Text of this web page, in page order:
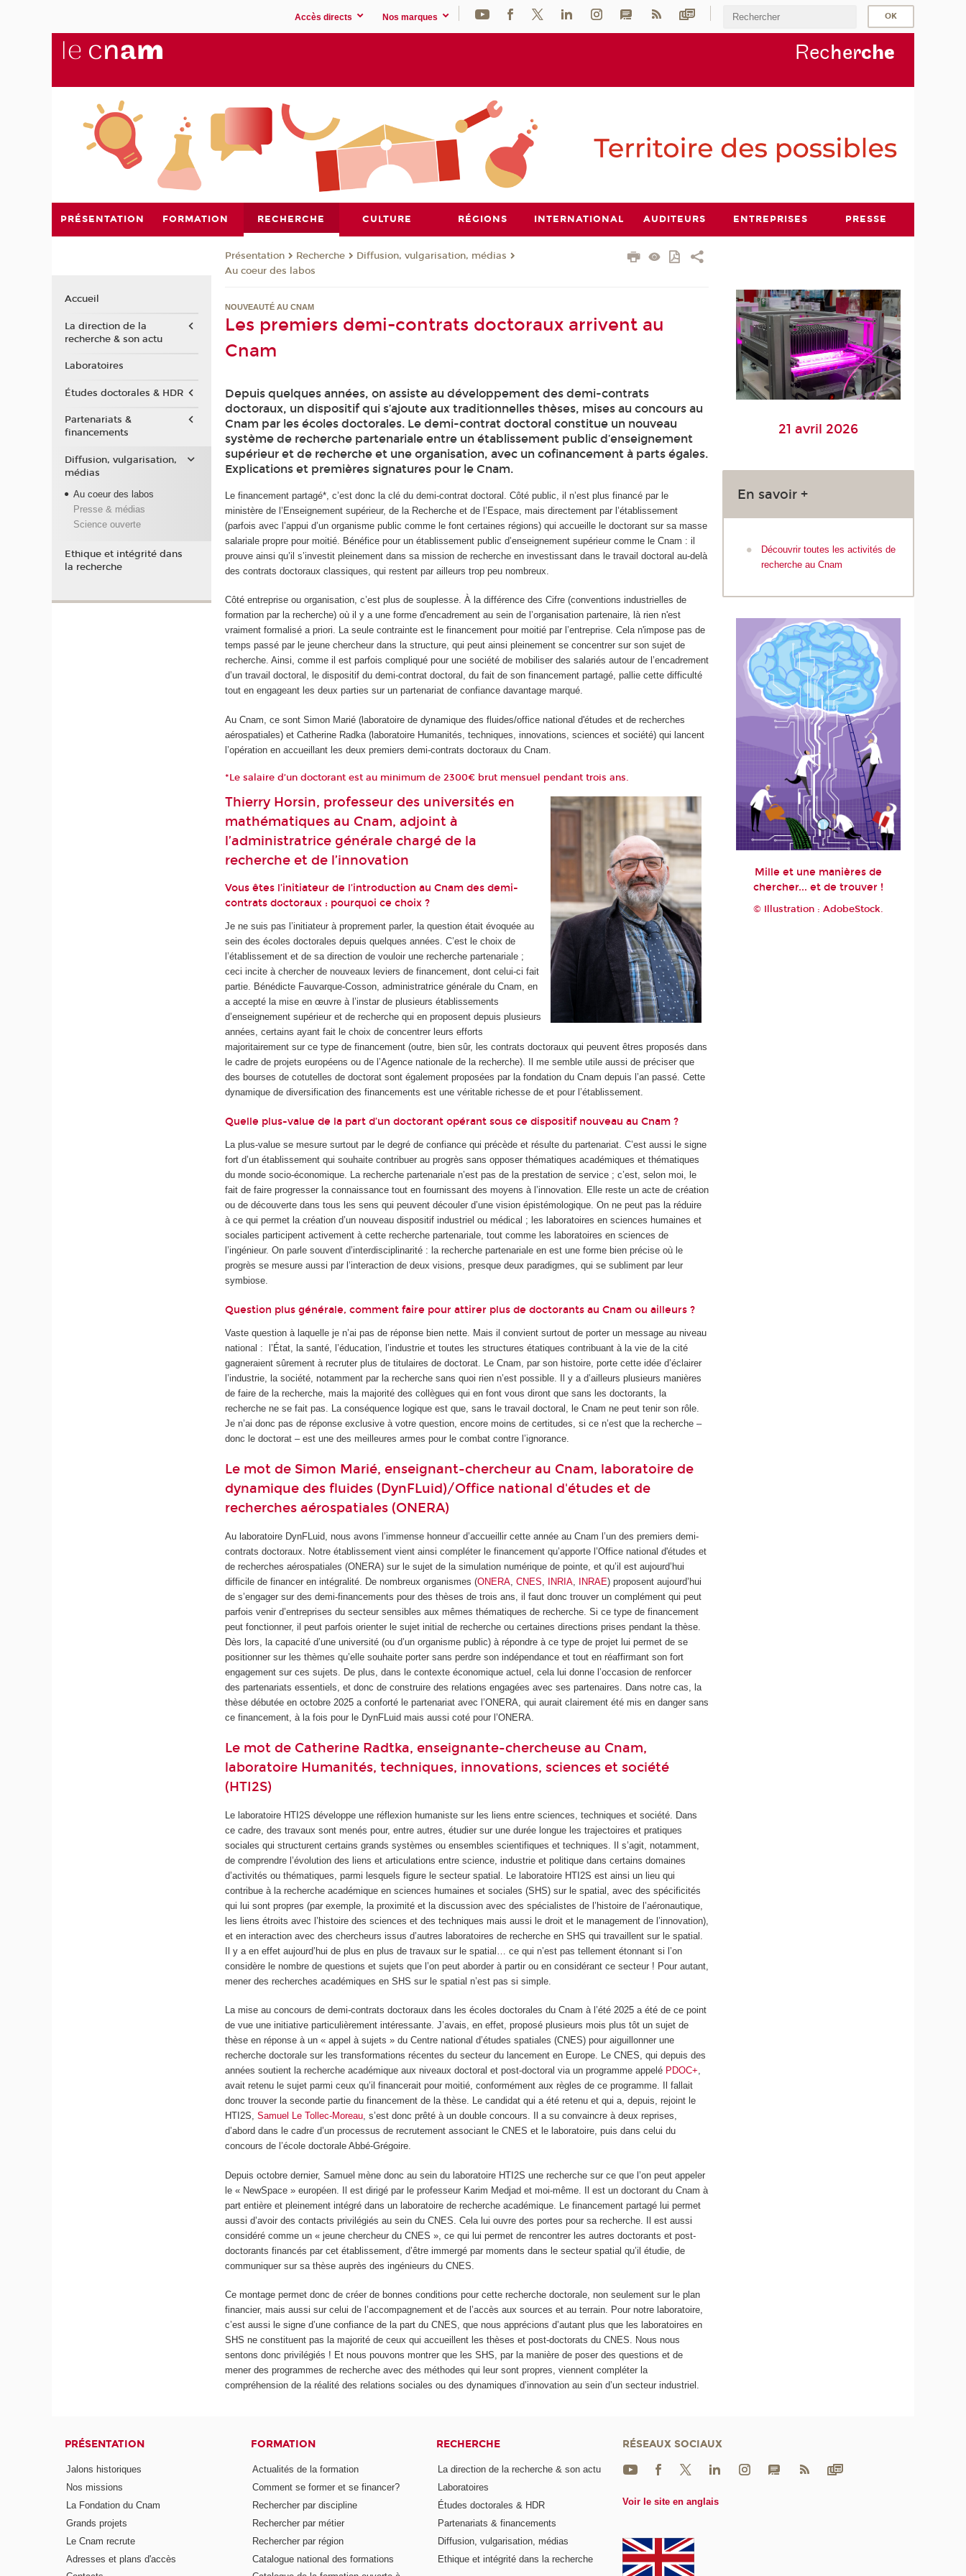
Accès directs Nos marques
Recherche
PRÉSENTATION FORMATION RECHERCHE CULTURE RÉGIONS INTERNATIONAL AUDITEURS ENTREPRISES PRESSE
Présentation Recherche
Diffusion, vulgarisation, médias
Au coeur des labos
NOUVEAUTÉ AU CNAM
Les premiers demi-contrats doctoraux arrivent au
Cnam
Depuis quelques années, on assiste au développement des demi-contrats
doctoraux, un dispositif qui s’ajoute aux traditionnelles thèses, mises au concours au
Cnam par les écoles doctorales. Le demi-contrat doctoral constitue un nouveau
système de recherche partenariale entre un établissement public d’enseignement
supérieur et de recherche et une organisation, avec un cofinancement à parts égales.
Explications et premières signatures pour le Cnam.
Le financement partagé*, c’est donc la clé du demi-contrat doctoral. Côté public, il n’est plus financé par le
ministère de l’Enseignement supérieur, de la Recherche et de l’Espace, mais directement par l’établissement
(parfois avec l’appui d’un organisme public comme le font certaines régions) qui accueille le doctorant sur sa masse
salariale propre pour moitié. Bénéfice pour un établissement public d’enseignement supérieur comme le Cnam : il
prouve ainsi qu’il s’investit pleinement dans sa mission de recherche en investissant dans le travail doctoral au-delà
des contrats doctoraux classiques, qui restent par ailleurs trop peu nombreux.
Côté entreprise ou organisation, c’est plus de souplesse. À la différence des Cifre (conventions industrielles de
formation par la recherche) où il y a une forme d'encadrement au sein de l’organisation partenaire, là rien n'est
vraiment formalisé a priori. La seule contrainte est le financement pour moitié par l’entreprise. Cela n'impose pas de
temps passé par le jeune chercheur dans la structure, qui peut ainsi pleinement se concentrer sur son sujet de
recherche. Ainsi, comme il est parfois compliqué pour une société de mobiliser des salariés autour de l’encadrement
d’un travail doctoral, le dispositif du demi-contrat doctoral, du fait de son financement partagé, pallie cette difficulté
tout en engageant les deux parties sur un partenariat de confiance davantage marqué.
Au Cnam, ce sont Simon Marié (laboratoire de dynamique des fluides/office national d'études et de recherches
aérospatiales) et Catherine Radka (laboratoire Humanités, techniques, innovations, sciences et société) qui lancent
l’opération en accueillant les deux premiers demi-contrats doctoraux du Cnam.
*Le salaire d’un doctorant est au minimum de 2300€ brut mensuel pendant trois ans.
Thierry Horsin, professeur des universités en
mathématiques au Cnam, adjoint à
l’administratrice générale chargé de la
recherche et de l’innovation
Vous êtes l’initiateur de l’introduction au Cnam des demi-
contrats doctoraux : pourquoi ce choix ?
Je ne suis pas l’initiateur à proprement parler, la question était évoquée au
sein des écoles doctorales depuis quelques années. C’est le choix de
l’établissement et de sa direction de vouloir une recherche partenariale ;
ceci incite à chercher de nouveaux leviers de financement, dont celui-ci fait
partie. Bénédicte Fauvarque-Cosson, administratrice générale du Cnam, en
a accepté la mise en œuvre à l’instar de plusieurs établissements
d’enseignement supérieur et de recherche qui en proposent depuis plusieurs
années, certains ayant fait le choix de concentrer leurs efforts
majoritairement sur ce type de financement (outre, bien sûr, les contrats doctoraux qui peuvent êtres proposés dans
le cadre de projets européens ou de l’Agence nationale de la recherche). Il me semble utile aussi de préciser que
des bourses de cotutelles de doctorat sont également proposées par la fondation du Cnam depuis l’an passé. Cette
dynamique de diversification des financements est une véritable richesse de et pour l’établissement.
Quelle plus-value de la part d’un doctorant opérant sous ce dispositif nouveau au Cnam ?
La plus-value se mesure surtout par le degré de confiance qui précède et résulte du partenariat. C’est aussi le signe
fort d’un établissement qui souhaite contribuer au progrès sans opposer thématiques académiques et thématiques
du monde socio-économique. La recherche partenariale n’est pas de la prestation de service ; c’est, selon moi, le
fait de faire progresser la connaissance tout en fournissant des moyens à l’innovation. Elle reste un acte de création
ou de découverte dans tous les sens qui peuvent découler d’une vision épistémologique. On ne peut pas la réduire
à ce qui permet la création d’un nouveau dispositif industriel ou médical ; les laboratoires en sciences humaines et
sociales participent activement à cette recherche partenariale, tout comme les laboratoires en sciences de
l’ingénieur. On parle souvent d’interdisciplinarité : la recherche partenariale en est une forme bien précise où le
progrès se mesure aussi par l’interaction de deux visions, presque deux paradigmes, qui se subliment par leur
symbiose.
Question plus générale, comment faire pour attirer plus de doctorants au Cnam ou ailleurs ?
Vaste question à laquelle je n’ai pas de réponse bien nette. Mais il convient surtout de porter un message au niveau
national : l’État, la santé, l’éducation, l’industrie et toutes les structures étatiques contribuant à la vie de la cité
gagneraient sûrement à recruter plus de titulaires de doctorat. Le Cnam, par son histoire, porte cette idée d’éclairer
l’industrie, la société, notamment par la recherche sans quoi rien n’est possible. Il y a d’ailleurs plusieurs manières
de faire de la recherche, mais la majorité des collègues qui en font vous diront que sans les doctorants, la
recherche ne se fait pas. La conséquence logique est que, sans le travail doctoral, le Cnam ne peut tenir son rôle.
Je n’ai donc pas de réponse exclusive à votre question, encore moins de certitudes, si ce n’est que la recherche –
donc le doctorat – est une des meilleures armes pour le combat contre l’ignorance.
Le mot de Simon Marié, enseignant-chercheur au Cnam, laboratoire de
dynamique des fluides (DynFLuid)/Office national d'études et de
recherches aérospatiales (ONERA)
Au laboratoire DynFLuid, nous avons l’immense honneur d’accueillir cette année au Cnam l’un des premiers demi-
contrats doctoraux. Notre établissement vient ainsi compléter le financement qu’apporte l’Office national d'études et
de recherches aérospatiales (ONERA) sur le sujet de la simulation numérique de pointe, et qu’il est aujourd’hui
difficile de financer en intégralité. De nombreux organismes (ONERA ,CNES INRIA INRAE) proposent aujourd’hui
de s’engager sur des demi-financements pour des thèses de trois ans, il faut donc trouver un complément qui peut
parfois venir d’entreprises du secteur sensibles aux mêmes thématiques de recherche. Si ce type de financement
peut fonctionner, il peut parfois orienter le sujet initial de recherche ou certaines directions prises pendant la thèse.
Dès lors, la capacité d’une université (ou d’un organisme public) à répondre à ce type de projet lui permet de se
positionner sur les thèmes qu’elle souhaite porter sans perdre son indépendance et tout en réaffirmant son fort
engagement sur ces sujets. De plus, dans le contexte économique actuel, cela lui donne l’occasion de renforcer
des partenariats essentiels, et donc de construire des relations engagées avec ses partenaires. Dans notre cas, la
thèse débutée en octobre 2025 a conforté le partenariat avec l’ONERA, qui aurait clairement été mis en danger sans
ce financement, à la fois pour le DynFLuid mais aussi coté pour l’ONERA.
Le mot de Catherine Radtka, enseignante-chercheuse au Cnam,
laboratoire Humanités, techniques, innovations, sciences et société
(HTI2S)
Le laboratoire HTI2S développe une réflexion humaniste sur les liens entre sciences, techniques et société. Dans
ce cadre, des travaux sont menés pour, entre autres, étudier sur une durée longue les trajectoires et pratiques
sociales qui structurent certains grands systèmes ou ensembles scientifiques et techniques. Il s’agit, notamment,
de comprendre l’évolution des liens et articulations entre science, industrie et politique dans certains domaines
d’activités ou thématiques, parmi lesquels figure le secteur spatial. Le laboratoire HTI2S est ainsi un lieu qui
contribue à la recherche académique en sciences humaines et sociales (SHS) sur le spatial, avec des spécificités
qui lui sont propres (par exemple, la proximité et la discussion avec des spécialistes de l’histoire de l’aéronautique,
les liens étroits avec l’histoire des sciences et des techniques mais aussi le droit et le management de l’innovation),
et en interaction avec des chercheurs issus d’autres laboratoires de recherche en SHS qui travaillent sur le spatial.
Il y a en effet aujourd’hui de plus en plus de travaux sur le spatial… ce qui n’est pas tellement étonnant si l’on
considère le nombre de questions et sujets que l’on peut aborder à partir ou en considérant ce secteur ! Pour autant,
mener des recherches académiques en SHS sur le spatial n’est pas si simple.
La mise au concours de demi-contrats doctoraux dans les écoles doctorales du Cnam à l’été 2025 a été de ce point
de vue une initiative particulièrement intéressante. J’avais, en effet, proposé plusieurs mois plus tôt un sujet de
thèse en réponse à un « appel à sujets » du Centre national d’études spatiales (CNES) pour aiguillonner une
recherche doctorale sur les transformations récentes du secteur du lancement en Europe. Le CNES, qui depuis des
années soutient la recherche académique aux niveaux doctoral et post-doctoral via un programme appelé PDOC+,
avait retenu le sujet parmi ceux qu’il financerait pour moitié, conformément aux règles de ce programme. Il fallait
donc trouver la seconde partie du financement de la thèse. Le candidat qui a été retenu et qui a, depuis, rejoint le
HTI2S,Samuel Le Tollec-Moreau, s’est donc prêté à un double concours. Il a su convaincre à deux reprises,
d’abord dans le cadre d’un processus de recrutement associant le CNES et le laboratoire, puis dans celui du
concours de l’école doctorale Abbé-Grégoire.
Depuis octobre dernier, Samuel mène donc au sein du laboratoire HTI2S une recherche sur ce que l’on peut appeler
le « NewSpace » européen. Il est dirigé par le professeur Karim Medjad et moi-même. Il est un doctorant du Cnam à
part entière et pleinement intégré dans un laboratoire de recherche académique. Le financement partagé lui permet
aussi d’avoir des contacts privilégiés au sein du CNES. Cela lui ouvre des portes pour sa recherche. Il est aussi
considéré comme un « jeune chercheur du CNES », ce qui lui permet de rencontrer les autres doctorants et post-
doctorants financés par cet établissement, d’être immergé par moments dans le secteur spatial qu’il étudie, de
communiquer sur sa thèse auprès des ingénieurs du CNES.
Ce montage permet donc de créer de bonnes conditions pour cette recherche doctorale, non seulement sur le plan
financier, mais aussi sur celui de l’accompagnement et de l’accès aux sources et au terrain. Pour notre laboratoire,
c’est aussi le signe d’une confiance de la part du CNES, que nous apprécions d’autant plus que les laboratoires en
SHS ne constituent pas la majorité de ceux qui accueillent les thèses et post-doctorats du CNES. Nous nous
sentons donc privilégiés ! Et nous pouvons montrer que les SHS, par la manière de poser des questions et de
mener des programmes de recherche avec des méthodes qui leur sont propres, viennent compléter la
compréhension de la réalité des relations sociales ou des dynamiques d’innovation au sein d’un secteur industriel.
21 avril 2026
En savoir +
Découvrir toutes les activités de
recherche au Cnam
Mille et une manières de
chercher... et de trouver !
© Illustration : AdobeStock.
Accueil
La direction de la
recherche & son actu
Laboratoires
Études doctorales & HDR
Partenariats &
financements
Diffusion, vulgarisation,
médias
Au coeur des labos
Presse & médias
Science ouverte
Ethique et intégrité dans
la recherche
PRÉSENTATION
Jalons historiques
Nos missions
La Fondation du Cnam
Grands projets
Le Cnam recrute
Adresses et plans d'accès
FORMATION
Actualités de la formation
Comment se former et se financer?
Rechercher par discipline
Rechercher par métier
Rechercher par région
Catalogue national des formations
RECHERCHE
La direction de la recherche & son actu
Laboratoires
Études doctorales & HDR
Partenariats & financements
Diffusion, vulgarisation, médias
Ethique et intégrité dans la recherche
RÉSEAUX SOCIAUX
Voir le site en anglais